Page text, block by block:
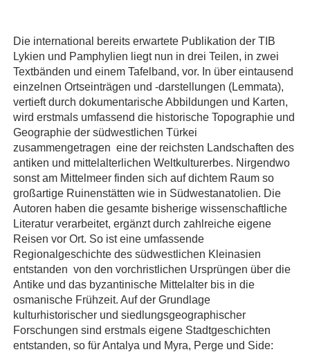
Die international bereits erwartete Publikation der TIB
Lykien und Pamphylien liegt nun in drei Teilen, in zwei
Textbänden und einem Tafelband, vor. In über eintausend
einzelnen Ortseinträgen und -darstellungen (Lemmata),
vertieft durch dokumentarische Abbildungen und Karten,
wird erstmals umfassend die historische Topographie und
Geographie der südwestlichen Türkei
zusammengetragen  eine der reichsten Landschaften des
antiken und mittelalterlichen Weltkulturerbes. Nirgendwo
sonst am Mittelmeer finden sich auf dichtem Raum so
großartige Ruinenstätten wie in Südwestanatolien. Die
Autoren haben die gesamte bisherige wissenschaftliche
Literatur verarbeitet, ergänzt durch zahlreiche eigene
Reisen vor Ort. So ist eine umfassende
Regionalgeschichte des südwestlichen Kleinasien
entstanden  von den vorchristlichen Ursprüngen über die
Antike und das byzantinische Mittelalter bis in die
osmanische Frühzeit. Auf der Grundlage
kulturhistorischer und siedlungsgeographischer
Forschungen sind erstmals eigene Stadtgeschichten
entstanden, so für Antalya und Myra, Perge und Side: